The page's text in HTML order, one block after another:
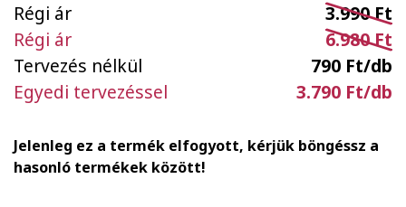
Régi ár
3.990 Ft
Régi ár
6.980 Ft
Tervezés nélkül
790 Ft/db
Egyedi tervezéssel
3.790 Ft/db
Jelenleg ez a termék elfogyott, kérjük böngéssz a
hasonló termékek között!